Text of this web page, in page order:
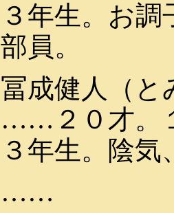
３年生。お
部員。
冨成健人（と
……２０才。
３年生。陰
……